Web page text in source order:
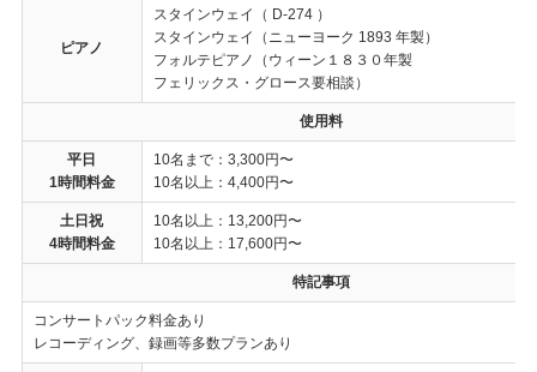
ピアノ
スタインウェイ（ D-274 ）
スタインウェイ（ニューヨーク 1893 年製）
フォルテピアノ（ウィーン１８３０年製
フェリックス・グロース要相談）
使用料
平日
1時間料金
10名まで：3,300円〜
10名以上：4,400円〜
土日祝
4時間料金
10名以上：13,200円〜
10名以上：17,600円〜
特記事項
コンサートパック料金あり
レコーディング、録画等多数プランあり